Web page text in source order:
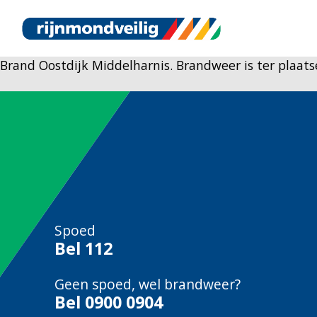
Brand Oostdijk Middelharnis. Brandweer is ter
Spoed
Bel 112
Geen spoed, wel brandweer?
Bel 0900 0904